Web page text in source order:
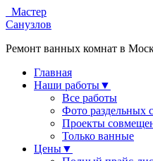
Мастер
Санузлов
Ремонт ванных комнат в
Главная
Наши работы▼
Все работы
Фото раздельных
Проекты
Только ванные
Цены▼